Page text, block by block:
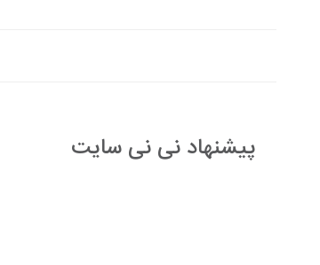
پیشنهاد نی نی سایت